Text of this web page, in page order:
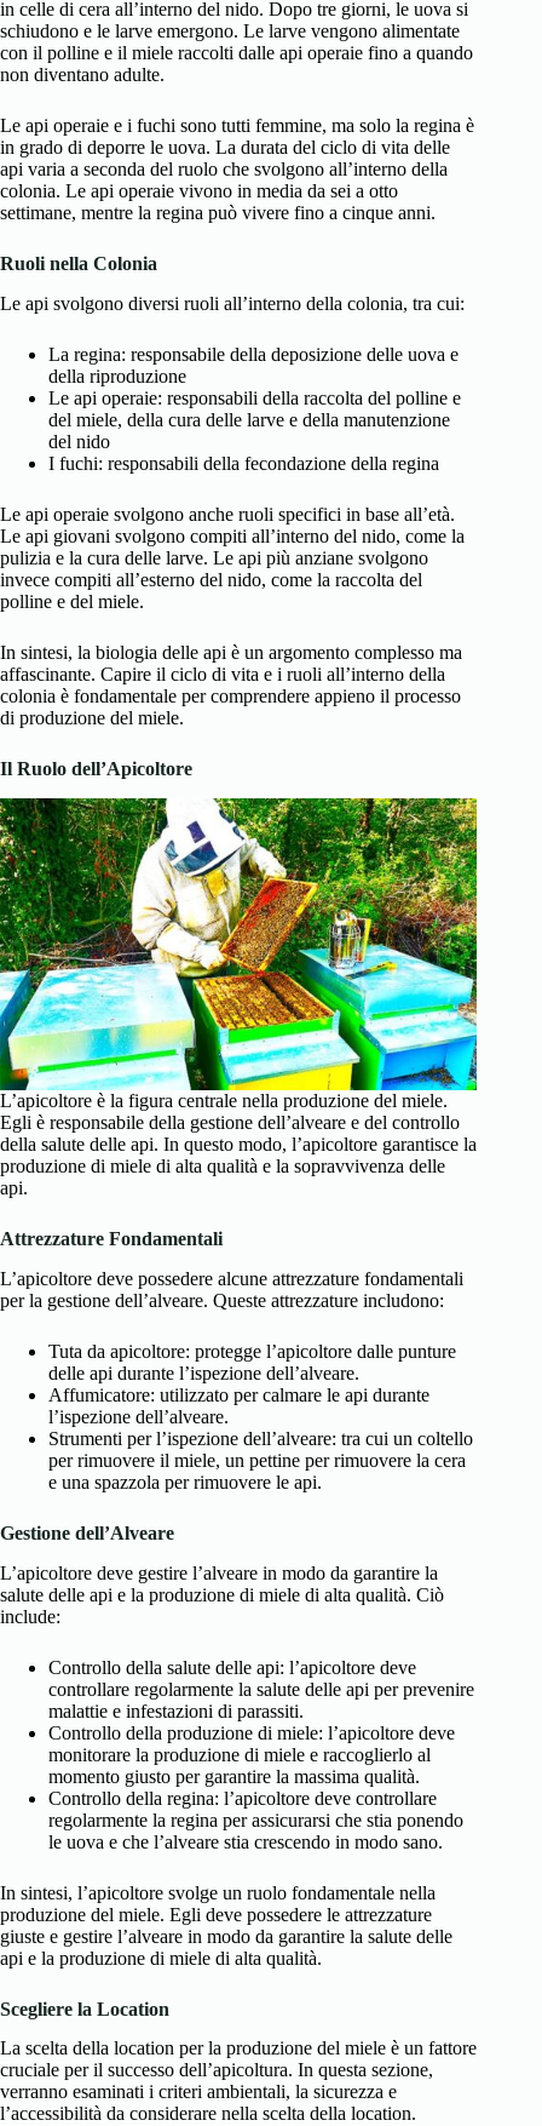
in celle di cera all’interno del nido. Dopo tre giorni, le uova si
schiudono e le larve emergono. Le larve vengono alimentate
con il polline e il miele raccolti dalle api operaie fino a quando
non diventano adulte.
Le api operaie e i fuchi sono tutti femmine, ma solo la regina è
in grado di deporre le uova. La durata del ciclo di vita delle
api varia a seconda del ruolo che svolgono all’interno della
colonia. Le api operaie vivono in media da sei a otto
settimane, mentre la regina può vivere fino a cinque anni.
Ruoli nella Colonia
Le api svolgono diversi ruoli all’interno della colonia, tra cui:
La regina: responsabile della deposizione delle uova e
della riproduzione
Le api operaie: responsabili della raccolta del polline e
del miele, della cura delle larve e della manutenzione
del nido
I fuchi: responsabili della fecondazione della regina
Le api operaie svolgono anche ruoli specifici in base all’età.
Le api giovani svolgono compiti all’interno del nido, come la
pulizia e la cura delle larve. Le api più anziane svolgono
invece compiti all’esterno del nido, come la raccolta del
polline e del miele.
In sintesi, la biologia delle api è un argomento complesso ma
affascinante. Capire il ciclo di vita e i ruoli all’interno della
colonia è fondamentale per comprendere appieno il processo
di produzione del miele.
Il Ruolo dell’Apicoltore
L’apicoltore è la figura centrale nella produzione del miele.
Egli è responsabile della gestione dell’alveare e del controllo
della salute delle api. In questo modo, l’apicoltore garantisce la
produzione di miele di alta qualità e la sopravvivenza delle
api.
Attrezzature Fondamentali
L’apicoltore deve possedere alcune attrezzature fondamentali
per la gestione dell’alveare. Queste attrezzature includono:
Tuta da apicoltore: protegge l’apicoltore dalle punture
delle api durante l’ispezione dell’alveare.
Affumicatore: utilizzato per calmare le api durante
l’ispezione dell’alveare.
Strumenti per l’ispezione dell’alveare: tra cui un coltello
per rimuovere il miele, un pettine per rimuovere la cera
e una spazzola per rimuovere le api.
Gestione dell’Alveare
L’apicoltore deve gestire l’alveare in modo da garantire la
salute delle api e la produzione di miele di alta qualità. Ciò
include:
Controllo della salute delle api: l’apicoltore deve
controllare regolarmente la salute delle api per prevenire
malattie e infestazioni di parassiti.
Controllo della produzione di miele: l’apicoltore deve
monitorare la produzione di miele e raccoglierlo al
momento giusto per garantire la massima qualità.
Controllo della regina: l’apicoltore deve controllare
regolarmente la regina per assicurarsi che stia ponendo
le uova e che l’alveare stia crescendo in modo sano.
In sintesi, l’apicoltore svolge un ruolo fondamentale nella
produzione del miele. Egli deve possedere le attrezzature
giuste e gestire l’alveare in modo da garantire la salute delle
api e la produzione di miele di alta qualità.
Scegliere la Location
La scelta della location per la produzione del miele è un fattore
cruciale per il successo dell’apicoltura. In questa sezione,
verranno esaminati i criteri ambientali, la sicurezza e
l’accessibilità da considerare nella scelta della location.